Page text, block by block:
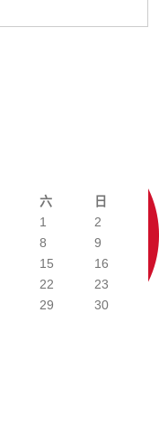
六 日
1
2
8
9
15
16
22
23
29
30